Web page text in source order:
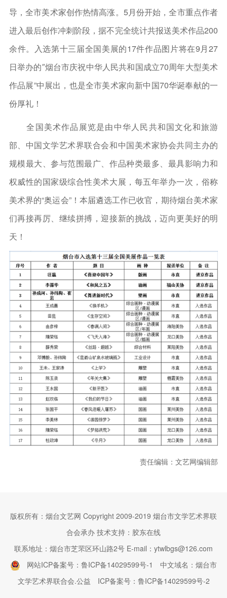
导，全市美术家创作热情高涨。5月份开始，全市重点作者
进入最后创作冲刺阶段，据不完全统计共报送美术作品200
余件。入选第十三届全国美展的17件作品图片将在9月27
日举办的″烟台市庆祝中华人民共和国成立70周年大型美术
作品展”中展出，也是全市美术家向新中国70华诞奉献的一
份厚礼！
全国美术作品展览是由中华人民共和国文化和旅游
部、中国文学艺术界联合会和中国美术家协会共同主办的
规模最大、参与范围最广、作品种类最多、最具影响力和
权威性的国家级综合性美术大展，每五年举办一次，俗称
美术界的“奥运会”！本届遴选工作已收官，期待烟台美术家
们再接再厉、继续拼搏，迎接新的挑战，迈向更美好的明
天！
责任编辑：文艺网编辑部
版权所有：烟台文艺网 Copyright 2009-2019 烟台市文学艺术界联
合会承办 技术支持：胶东在线
联系地址：烟台市芝罘区环山路2号 E-mail：ytwlbgs@126.com
网站ICP备案号：鲁ICP备14029599号-1
中文域名：烟台市
文学艺术界联合会.公益 ICP备案号：鲁ICP备14029599号-2